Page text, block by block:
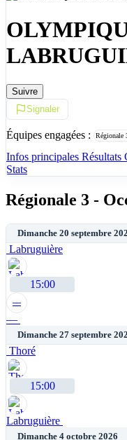
Suivre
Signaler
Équipes engagées : Régionale
Infos principales Résultats
Stats
Régionale 3 -
Dimanche 20 septembre
Labruguière
15:00
—
—
Dimanche 27 septembre
Thoré
15:00
Labruguière
Dimanche 4 octobre 2026